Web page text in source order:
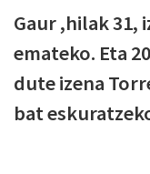
Gaur ,hilak 31,
emateko. Eta
dute izena
bat